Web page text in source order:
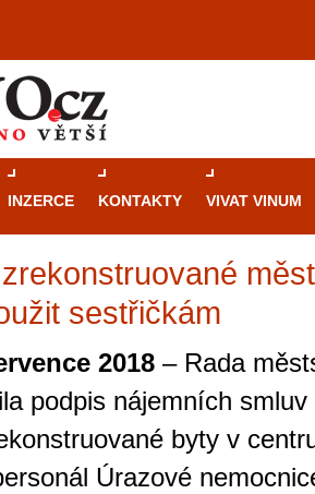
INZERCE KONTAKTY VIVAT VINUM
sestřičkám
2018 – Rada
podpis nájemních smluv
byty v
Úrazové
Průvodce
Brně: Od
Brno je
zajímavé
restaurace,
také místem, kde si